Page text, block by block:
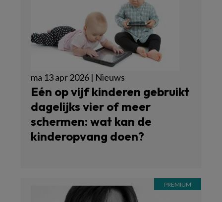
ma 13 apr 2026 | Nieuws
Eén op vijf kinderen gebruikt
dagelijks vier of meer
schermen: wat kan de
kinderopvang doen?